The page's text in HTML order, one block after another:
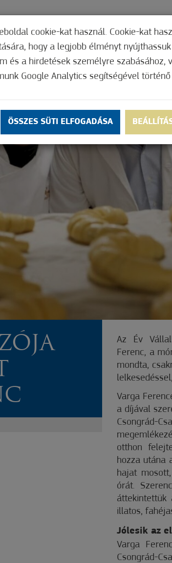
ZÖLD FÓKUSZ
Az Év
Ferenc, a
mondta,
Varga
a díjával
Csongrád-
otthon
hozza utána
hajat
órát.
áttekintettük
illatos,
Jólesik az
Varga
Csongrád-
cookie-kat használ. Cookie-kat
hogy a legjobb élményt
és a hirdetések személyre szabásához,
Google Analytics segítségével
ÖSSZES SÜTI ELFOGADÁSA